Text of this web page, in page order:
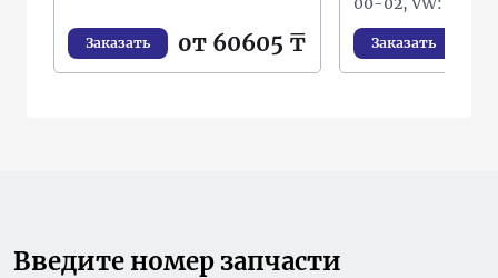
Заказать от 60605 ₸ Заказать
Введите номер запчасти